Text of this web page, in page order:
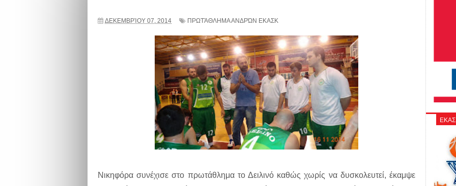
ΔΕΚΕΜΒΡΊΟΥ 07, 2014 ΠΡΩΤΆΘΛΗΜΑ ΑΝΔΡΏΝ ΕΚΑΣΚ
Νικηφόρα συνέχισε στο πρωτάθλημα το Δειλινό καθώς χωρίς να δυσκολευτεί, έκαμψε